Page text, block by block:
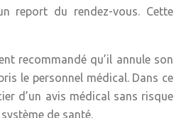
report du rendez-vous. Cette
recommandé qu’il annule son
le personnel médical. Dans ce
d’un avis médical sans risque
de santé.